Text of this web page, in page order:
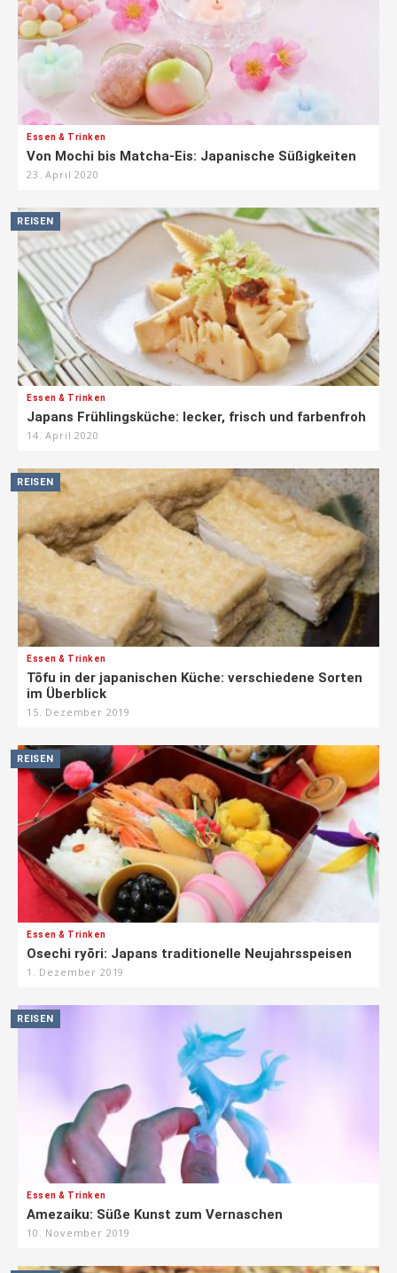
Essen & Trinken
Von Mochi bis Matcha-Eis: Japanische Süßigkeiten
23. April 2020
REISEN
Essen & Trinken
Japans Frühlingsküche: lecker, frisch und farbenfroh
14. April 2020
REISEN
Essen & Trinken
Tōfu in der japanischen Küche: verschiedene Sorten
im Überblick
15. Dezember 2019
REISEN
Essen & Trinken
Osechi ryōri: Japans traditionelle Neujahrsspeisen
1. Dezember 2019
REISEN
Essen & Trinken
Amezaiku: Süße Kunst zum Vernaschen
10. November 2019